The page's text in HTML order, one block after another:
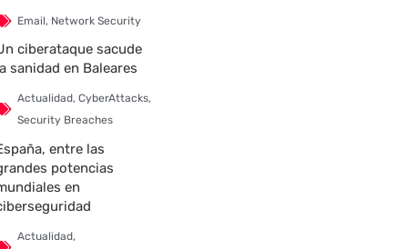
Email, Network Security
ciberataque sacude
sanidad en Baleares
Actualidad, CyberAttacks,
Security Breaches
entre las
potencias
en
Actualidad,